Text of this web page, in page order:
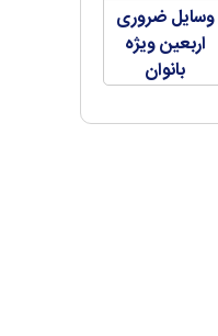
وسایل ضروری
اربعین ویژه
بانوان